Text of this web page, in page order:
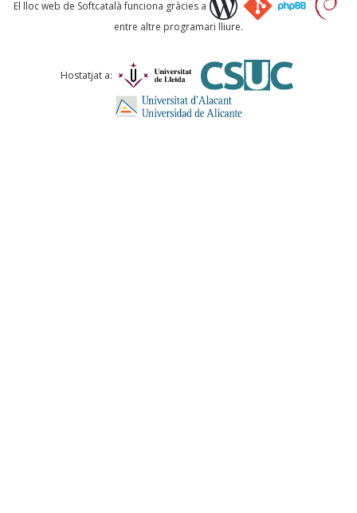
Comentari *
El lloc web de Softcatalà funciona gràcies a
entre altre programari lliure.
Hostatjat a: